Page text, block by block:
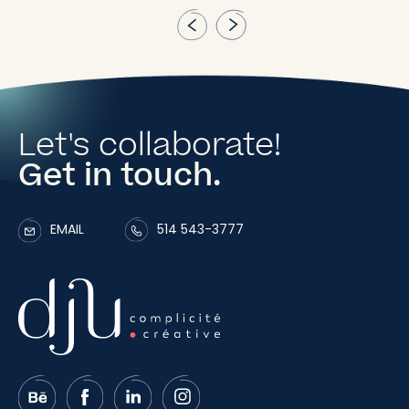
Let's collaborate!
Get in touch.
EMAIL 514 543-3777